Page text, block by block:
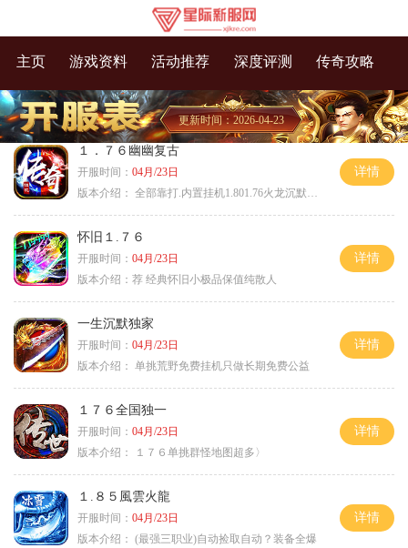
主页 游戏资料 活动推荐 深度评测 传奇攻略
更新时间：2026-04-23
１．７６幽幽复古
开服时间： 04月/23日
版本介绍： 全部靠打.内置挂机1.801.76火龙沉默微变
详情
怀旧１.７６
开服时间： 04月/23日
版本介绍： 荐 经典怀旧小极品保值纯散人
详情
一生沉默独家
开服时间： 04月/23日
版本介绍： 单挑荒野免费挂机只做长期免费公益
详情
１７６全国独一
开服时间： 04月/23日
版本介绍：
１７６单挑群怪地图超多〉
详情
１.８５風雲火龍
开服时间： 04月/23日
版本介绍： (最强三职业)自动捡取自动？装备全爆
详情